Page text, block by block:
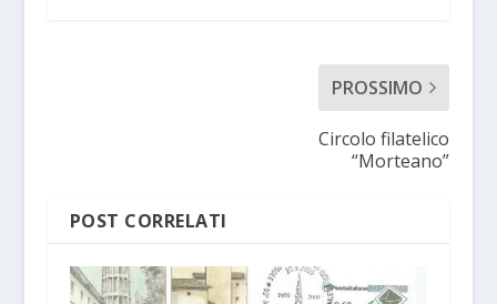
PROSSIMO
Circolo filatelico
“Morteano”
POST CORRELATI